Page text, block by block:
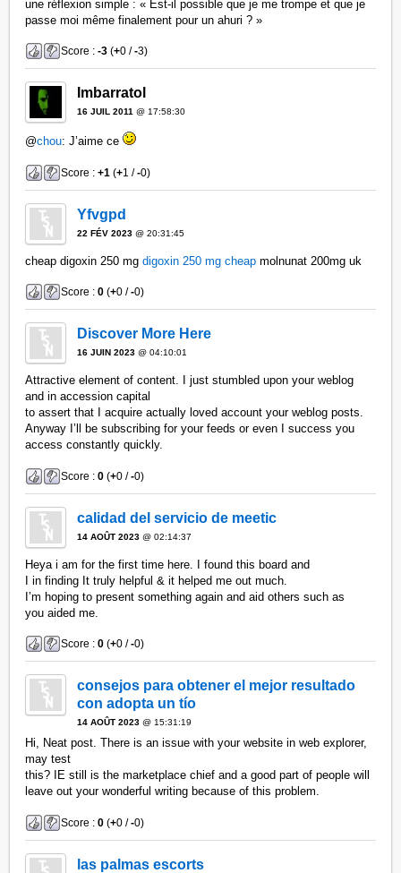
une réflexion simple : « Est-il possible que je me trompe et que je
passe moi même finalement pour un ahuri ? »
Score :-3 (+0 /-3)
Imbarratol
16 JUIL 2011 @ 17:58:30
@chou: J’aime ce
Score :+1 (+1 /-0)
Yfvgpd
22 FÉV 2023 @ 20:31:45
cheap digoxin 250 mgdigoxin 250 mg cheap molnunat 200mg uk
Score :0 (+0 /-0)
Discover More Here
16 JUIN 2023 @ 04:10:01
Attractive element of content. I just stumbled upon your weblog
and in accession capital
to assert that I acquire actually loved account your weblog posts.
Anyway I’ll be subscribing for your feeds or even I success you
access constantly quickly.
Score :0 (+0 /-0)
calidad del servicio de meetic
14 AOÛT 2023 @ 02:14:37
Heya i am for the first time here. I found this board and
I in finding It truly helpful & it helped me out much.
I’m hoping to present something again and aid others such as
you aided me.
Score :0 (+0 /-0)
consejos para obtener el mejor resultado
con adopta un tío
14 AOÛT 2023 @ 15:31:19
Hi, Neat post. There is an issue with your website in web explorer,
may test
this? IE still is the marketplace chief and a good part of people will
leave out your wonderful writing because of this problem.
Score :0 (+0 /-0)
las palmas escorts